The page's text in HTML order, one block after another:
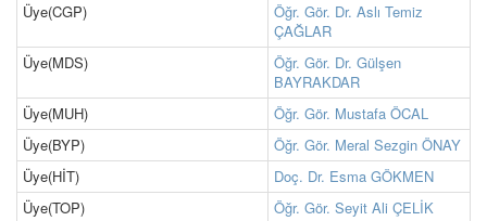
Üye(CGP)
Öğr. Gör. Dr. Aslı Temiz
ÇAĞLAR
Üye(MDS)
Öğr. Gör. Dr. Gülşen
BAYRAKDAR
Üye(MUH)
Öğr. Gör. Mustafa ÖCAL
Üye(BYP)
Öğr. Gör. Meral Sezgin ÖNAY
Üye(HİT)
Doç. Dr. Esma GÖKMEN
Üye(TOP)
Öğr. Gör. Seyit Ali ÇELİK